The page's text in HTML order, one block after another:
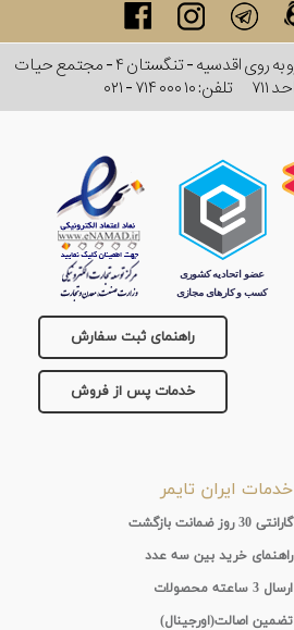
آدرس: تهران - خ پاسداران - رو به روی اقدسیه - تنگستان ۴ - مجتمع حیات
تلفن:۰۲۱ - ۷۱۴ ۰۰۰ ۱۰
راهنمای ثبت سفارش
خدمات پس از فروش
خدمات ایران تایمر
گارانتی 30 روز ضمانت بازگشت
راهنمای خرید بین سه عدد
ارسال 3 ساعته محصولات
تضمین اصالت(اورجینال)